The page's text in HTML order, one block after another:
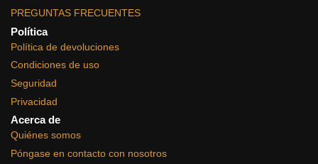
PREGUNTAS FRECUENTES
Política
Política de devoluciones
Condiciones de uso
Seguridad
Privacidad
Acerca de
Quiénes somos
Póngase en contacto con nosotros